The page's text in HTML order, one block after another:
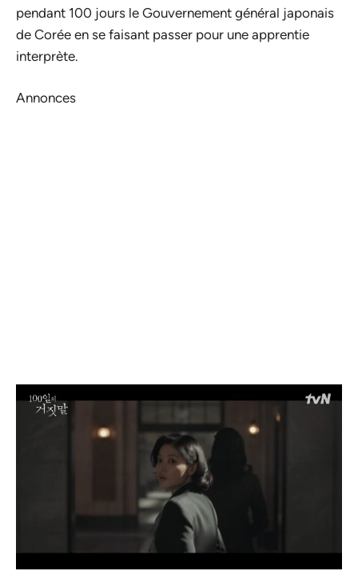
pendant 100 jours le Gouvernement général japonais
de Corée en se faisant passer pour une apprentie
interprète.
Annonces